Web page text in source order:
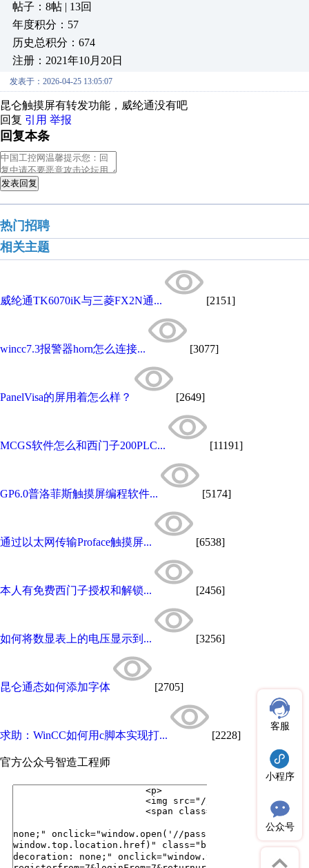
帖子：8帖 | 13回
年度积分：57
历史总积分：674
注册：2021年10月20日
发表于：2026-04-25 13:05:07
昆仑触摸屏有转发功能，威纶通没有吧
回复 引用 举报
回复本条
发表回复
热门招聘
相关主题
威纶通TK6070iK与三菱FX2N通... [2151]
wincc7.3报警器horn怎么连接... [3077]
PanelVisa的屏用着怎么样？ [2649]
MCGS软件怎么和西门子200PLC... [11191]
GP6.0普洛菲斯触摸屏编程软件... [5174]
通过以太网传输Proface触摸屏... [6538]
本人有免费西门子授权和解锁... [2456]
如何将数显表上的电压显示到... [3256]
昆仑通态如何添加字体 [2705]
求助：WinCC如何用c脚本实现打... [2228]
官方公众号智造工程师
客服
小程序
公众号